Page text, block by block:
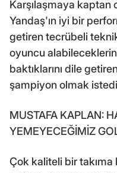
Karşılaşmaya kaptan
Yandaş'ın iyi bir
getiren tecrübeli
oyuncu
baktıklarını dile
şampiyon olmak
MUSTAFA KAPLAN:
YEMEYECEĞİMİZ
Çok kaliteli bir takıma